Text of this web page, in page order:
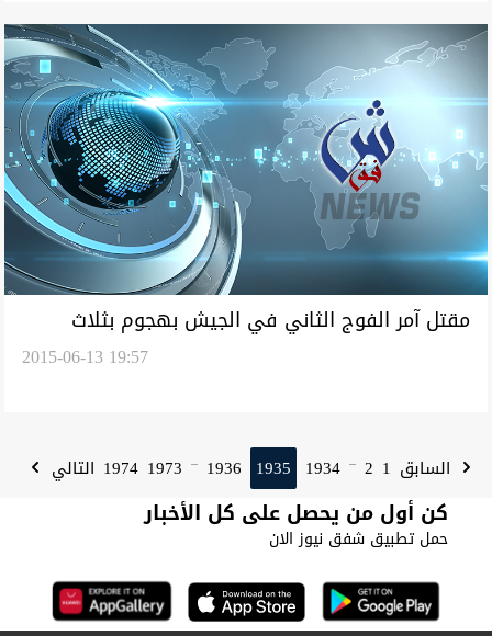
مقتل آمر الفوج الثاني في الجيش بهجوم بثلاث
2015-06-13 19:57
السابق 1
2
...
1934
1935
1936
...
1973
1974 التالي
كن أول من يحصل على كل الأخبار
حمل تطبيق شفق نيوز الان